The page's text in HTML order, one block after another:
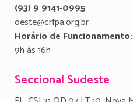
(93) 9 9141-0995
oeste@crfpa.org.br
Horário de Funcionamento:
9h às 16h
Seccional Sudeste